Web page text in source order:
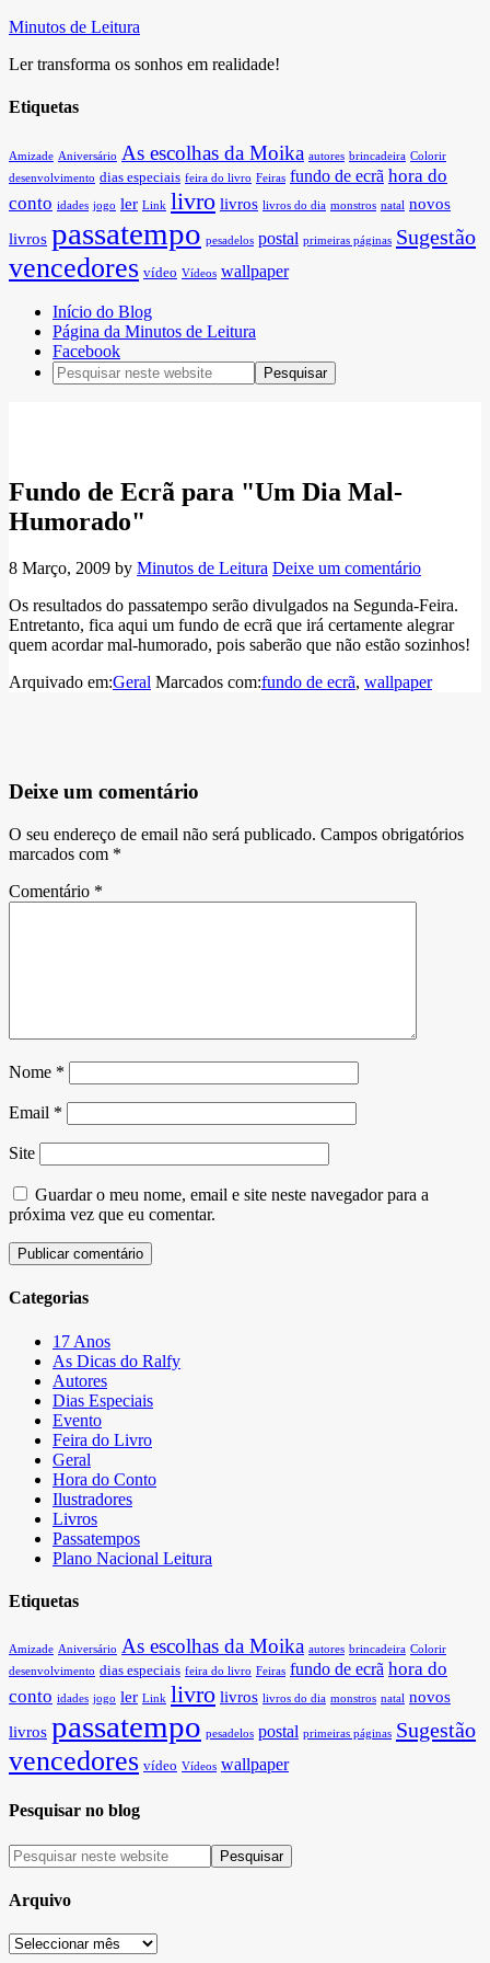
Minutos de Leitura
Ler transforma os sonhos em realidade!
Etiquetas
Amizade Aniversário As escolhas da Moika autores brincadeira Colorir
desenvolvimento dias especiais feira do livro Feiras fundo de ecrã hora do
conto idades jogo ler Link livro livros livros do dia monstros natal novos
livros passatempo pesadelos postal primeiras páginas Sugestão
vencedores vídeo Vídeos wallpaper
Início do Blog
Página da Minutos de Leitura
Facebook
Fundo de Ecrã para "Um Dia Mal-
Humorado"
8 Março, 2009 by Minutos de Leitura Deixe um comentário
Os resultados do passatempo serão divulgados na Segunda-Feira.
Entretanto, fica aqui um fundo de ecrã que irá certamente alegrar
quem acordar mal-humorado, pois saberão que não estão sozinhos!
Arquivado em:Geral Marcados com:fundo de ecrã, wallpaper
Deixe um comentário
O seu endereço de email não será publicado. Campos obrigatórios
marcados com *
Comentário *
Nome *
Email *
Site
Guardar o meu nome, email e site neste navegador para a
próxima vez que eu comentar.
Categorias
17 Anos
As Dicas do Ralfy
Autores
Dias Especiais
Evento
Feira do Livro
Geral
Hora do Conto
Ilustradores
Livros
Passatempos
Plano Nacional Leitura
Etiquetas
Amizade Aniversário As escolhas da Moika autores brincadeira Colorir
desenvolvimento dias especiais feira do livro Feiras fundo de ecrã hora do
conto idades jogo ler Link livro livros livros do dia monstros natal novos
livros passatempo pesadelos postal primeiras páginas Sugestão
vencedores vídeo Vídeos wallpaper
Pesquisar no blog
Arquivo
Arquivo